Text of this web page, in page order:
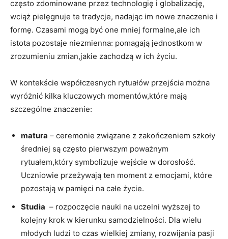
często zdominowane przez technologię ​i globalizację,
wciąż pielęgnuje te tradycje, nadając im nowe znaczenie i
formę. Czasami ​mogą być one mniej formalne,ale ich
istota​ pozostaje niezmienna: pomagają jednostkom w
zrozumieniu zmian,jakie zachodzą w⁣ ich życiu.
W kontekście współczesnych rytuałów przejścia można
wyróżnić kilka kluczowych momentów,które mają
szczególne znaczenie:
matura – ceremonie związane z zakończeniem‌ szkoły
średniej są często pierwszym poważnym
rytuałem,który symbolizuje ‍wejście w dorosłość.
Uczniowie przeżywają ten ​moment z emocjami, które
pozostają w pamięci na całe życie.
Studia ​ – rozpoczęcie nauki na uczelni⁢ wyższej⁢ to
‌kolejny⁢ krok w kierunku samodzielności. Dla wielu
młodych‍ ludzi to czas wielkiej zmiany, rozwijania pasji